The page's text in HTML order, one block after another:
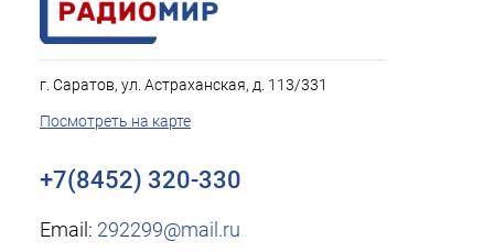
г. Саратов, ул. Астраханская, д. 113/331
Посмотреть на карте
+7(8452) 320-330
Email: 292299@mail.ru